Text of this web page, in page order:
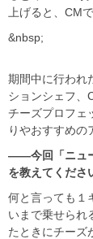
上げると、CM
&nbsp;
期間中に行われ
ションシェフ、
チーズプロフェ
りやおすすめの
――今回「ニュ
を教えてくださ
何と言っても１
いまで乗せられ
たときにチー